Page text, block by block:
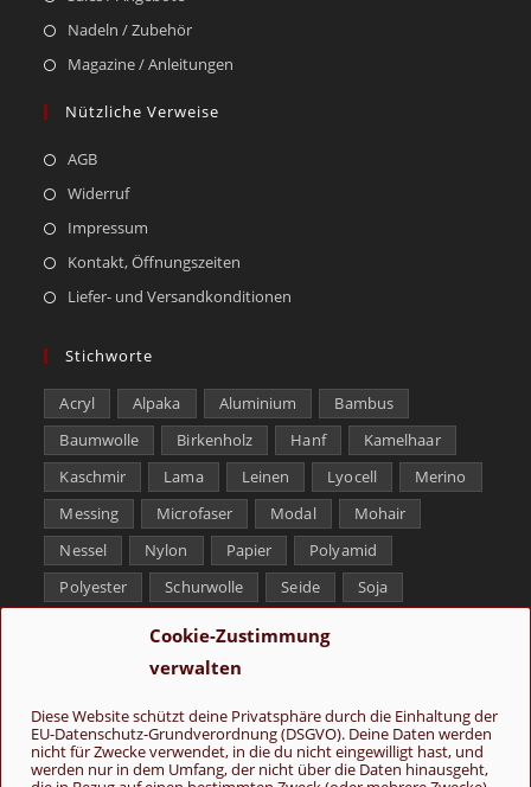
Cookie-Zustimmung
verwalten
Diese Website schützt deine Privatsphäre durch die Einhaltung der
EU-Datenschutz-Grundverordnung (DSGVO). Deine Daten werden
nicht für Zwecke verwendet, in die du nicht eingewilligt hast, und
werden nur in dem Umfang, der nicht über die Daten hinausgeht,
Nadeln / Zubehör
Magazine / Anleitungen
Nützliche Verweise
AGB
Widerruf
Impressum
Kontakt, Öffnungszeiten
Liefer- und Versandkonditionen
Stichworte
Acryl Alpaka Aluminium
Bambus
Baumwolle
Birkenholz Hanf
Kamelhaar
Kaschmir
Lama Leinen Lyocell
Merino
Messing
Microfaser Modal
Mohair
Nessel
Nylon Papier
Polyamid
Polyester
Schurwolle Seide
Soja
Tencel
Yak
Folge uns